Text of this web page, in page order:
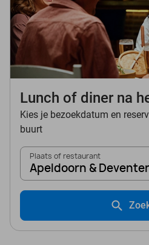
Lunch of diner na
Kies je bezoekdatum en
buurt
Plaats of restaurant
Apeldoorn & Deventer